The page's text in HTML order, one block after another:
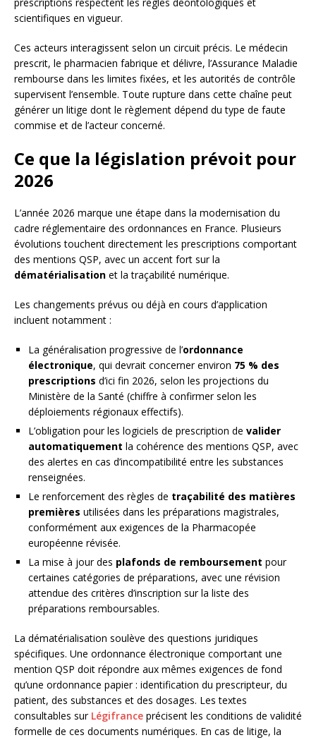
scientifiques en vigueur.
Ces acteurs interagissent selon un circuit précis. Le médecin
prescrit, le pharmacien fabrique et délivre, l’Assurance Maladie
rembourse dans les limites fixées, et les autorités de contrôle
supervisent l’ensemble. Toute rupture dans cette chaîne peut
générer un litige dont le règlement dépend du type de faute
commise et de l’acteur concerné.
Ce que la législation prévoit pour
2026
L’année 2026 marque une étape dans la modernisation du
cadre réglementaire des ordonnances en France. Plusieurs
évolutions touchent directement les prescriptions comportant
des mentions QSP, avec un accent fort sur la
dématérialisation et la traçabilité numérique.
Les changements prévus ou déjà en cours d’application
incluent notamment :
La généralisation progressive de l’ordonnance
électronique, qui devrait concerner environ 75 % des
prescriptions d’ici fin 2026, selon les projections du
Ministère de la Santé (chiffre à confirmer selon les
déploiements régionaux effectifs).
L’obligation pour les logiciels de prescription de valider
automatiquement la cohérence des mentions QSP, avec
des alertes en cas d’incompatibilité entre les substances
renseignées.
Le renforcement des règles de traçabilité des matières
premières utilisées dans les préparations magistrales,
conformément aux exigences de la Pharmacopée
européenne révisée.
La mise à jour des plafonds de remboursement pour
certaines catégories de préparations, avec une révision
attendue des critères d’inscription sur la liste des
préparations remboursables.
La dématérialisation soulève des questions juridiques
spécifiques. Une ordonnance électronique comportant une
mention QSP doit répondre aux mêmes exigences de fond
qu’une ordonnance papier : identification du prescripteur, du
patient, des substances et des dosages. Les textes
consultables sur Légifrance précisent les conditions de validité
formelle de ces documents numériques. En cas de litige, la